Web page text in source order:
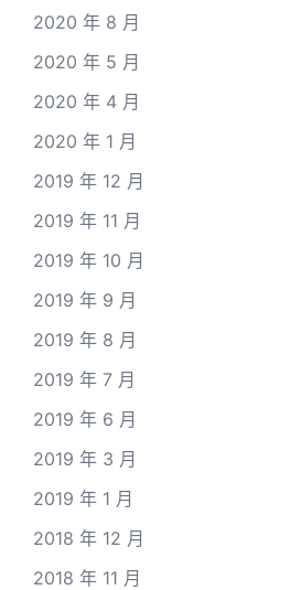
2020 年 8 月
2020 年 5 月
2020 年 4 月
2020 年 1 月
2019 年 12 月
2019 年 11 月
2019 年 10 月
2019 年 9 月
2019 年 8 月
2019 年 7 月
2019 年 6 月
2019 年 3 月
2019 年 1 月
2018 年 12 月
2018 年 11 月